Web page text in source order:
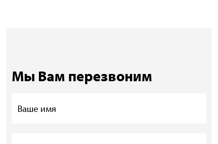
Мы Вам перезвоним